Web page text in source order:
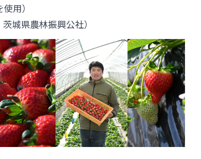
用）
城県農林振興公社）